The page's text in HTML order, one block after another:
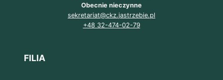
UCZNIÓW
ZSTB
Obecnie nieczynne
sekretariat@ckz.jastrzebie.pl
+48 32-474-02-79
FILIA